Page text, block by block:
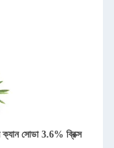
ক্যান সোডা 3.6% ব্রিক্স